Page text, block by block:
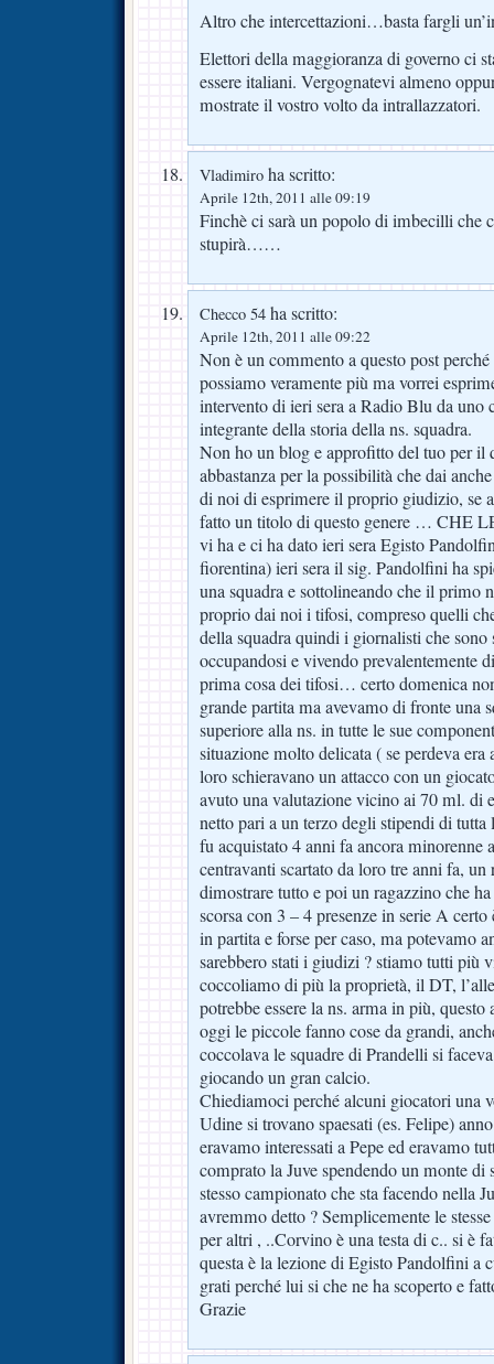
Altro che intercettazioni…basta fargli
Elettori della maggioranza di governo ci
essere italiani. Vergognatevi almeno
mostrate il vostro volto da intrallazzatori.
Vladimiro ha scritto:
Aprile 12th, 2011 alle 09:19
Finchè ci sarà un popolo di imbecilli che
stupirà……
Checco 54 ha scritto:
Aprile 12th, 2011 alle 09:22
Non è un commento a questo post
possiamo veramente più ma vorrei
intervento di ieri sera a Radio Blu da uno
integrante della storia della ns. squadra.
Non ho un blog e approfitto del tuo per il
abbastanza per la possibilità che dai
di noi di esprimere il proprio giudizio, se
fatto un titolo di questo genere … CHE
vi ha e ci ha dato ieri sera Egisto
fiorentina) ieri sera il sig. Pandolfini ha
una squadra e sottolineando che il primo
proprio dai noi i tifosi, compreso quelli
della squadra quindi i giornalisti che
occupandosi e vivendo prevalentemente
prima cosa dei tifosi… certo domenica
grande partita ma avevamo di fronte una
superiore alla ns. in tutte le sue
situazione molto delicata ( se perdeva
loro schieravano un attacco con un
avuto una valutazione vicino ai 70 ml. di
netto pari a un terzo degli stipendi di tutta
fu acquistato 4 anni fa ancora minorenne
centravanti scartato da loro tre anni fa, un
dimostrare tutto e poi un ragazzino che
scorsa con 3 – 4 presenze in serie A
in partita e forse per caso, ma potevamo
sarebbero stati i giudizi ? stiamo tutti più
coccoliamo di più la proprietà, il DT,
potrebbe essere la ns. arma in più, questo
oggi le piccole fanno cose da grandi,
coccolava le squadre di Prandelli si
giocando un gran calcio.
Chiediamoci perché alcuni giocatori una
Udine si trovano spaesati (es. Felipe)
eravamo interessati a Pepe ed eravamo
comprato la Juve spendendo un monte di
stesso campionato che sta facendo nella
avremmo detto ? Semplicemente le
per altri , ..Corvino è una testa di c.. si è
questa è la lezione di Egisto Pandolfini a
grati perché lui si che ne ha scoperto e
Grazie